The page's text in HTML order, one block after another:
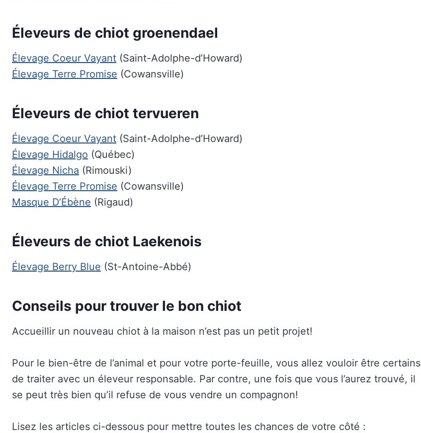
Éleveurs de chiot groenendael
Élevage Coeur Vayant (Saint-Adolphe-d’Howard)
Élevage Terre Promise (Cowansville)
Éleveurs de chiot tervueren
Élevage Coeur Vayant (Saint-Adolphe-d’Howard)
Élevage Hidalgo (Québec)
Élevage Nicha (Rimouski)
Élevage Terre Promise (Cowansville)
Masque D’Ébène (Rigaud)
Éleveurs de chiot Laekenois
Élevage Berry Blue (St-Antoine-Abbé)
Conseils pour trouver le bon chiot
Accueillir un nouveau chiot à la maison n’est pas un petit projet!
Pour le bien-être de l’animal et pour votre porte-feuille, vous allez vouloir être certains
de traiter avec un éleveur responsable. Par contre, une fois que vous l’aurez trouvé, il
se peut très bien qu’il refuse de vous vendre un compagnon!
Lisez les articles ci-dessous pour mettre toutes les chances de votre côté :